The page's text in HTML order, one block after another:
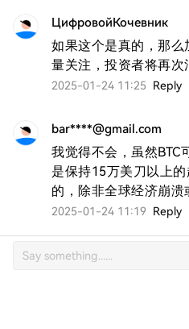
ЦифровойКочевник
如果这个是真的，那
量关注，投资者将再次
2025-01-24 11:25 Reply
bar****@gmail.com
我觉得不会，虽然BTC
是保持15万美刀以上
的，除非全球经济崩溃
2025-01-24 11:19 Reply